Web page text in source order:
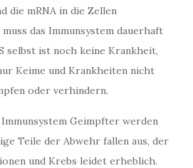
die mRNA in die Zellen
das Immunsystem dauerhaft
selbst ist noch keine Krankheit,
Keime und Krankheiten nicht
oder verhindern.
Geimpfter werden
Teile der Abwehr fallen aus, der
und Krebs leidet erheblich.